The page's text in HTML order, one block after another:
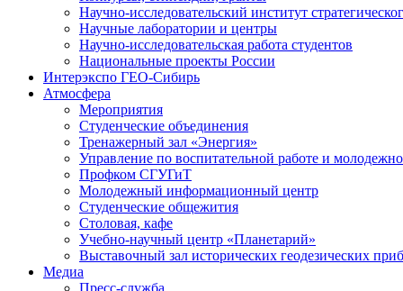
Научно-исследовательский институт
Научные лаборатории и центры
Научно-исследовательская работа студентов
Национальные проекты России
Интерэкспо ГЕО-Сибирь
Атмосфера
Мероприятия
Студенческие объединения
Тренажерный зал «Энергия»
Управление по воспитательной работе и
Профком СГУГиТ
Молодежный информационный центр
Студенческие общежития
Столовая, кафе
Учебно-научный центр «Планетарий»
Выставочный зал исторических геодезических
Медиа
Пресс-служба